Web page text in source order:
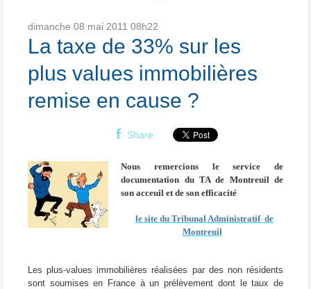
dimanche 08 mai 2011 08h22
La taxe de 33% sur les
plus values immobilières
remise en cause ?
Share
Nous remercions le service de
documentation du TA de Montreuil de
son acceuil et de son efficacité
le site du Tribunal Administratif de
Montreuil
Les plus-values immobilières réalisées par des non résidents
sont soumises en France à un prélèvement dont le taux de